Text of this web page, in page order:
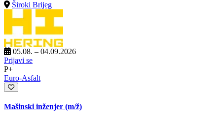
Široki Brijeg
05.08. – 04.09.2026
Prijavi se
P+
Euro-Asfalt
Mašinski inženjer (m/ž)